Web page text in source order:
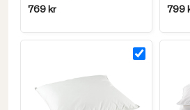
769 kr
799